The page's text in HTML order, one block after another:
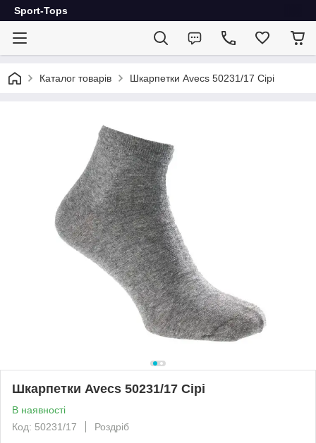
Sport-Tops
Каталог товарів Шкарпетки Avecs 50231/17 Сірі
Шкарпетки Avecs 50231/17 Сірі
В наявності
Код: 50231/17
Роздріб